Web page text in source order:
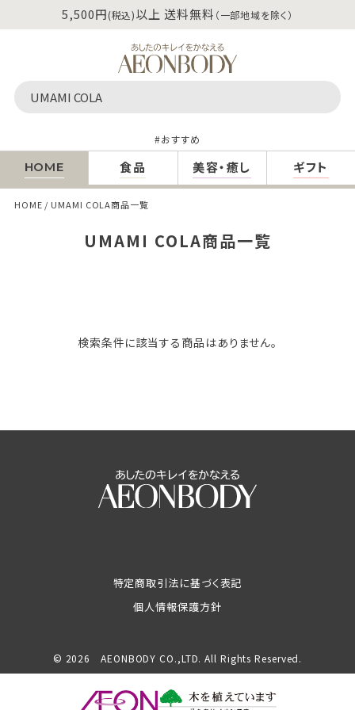
5,500円(税込)以上 送料無料 （一部地域を除く）
おすすめ
HOME 食品 美容・癒し ギフト
HOME UMAMI COLA商品一覧
UMAMI COLA商品一覧
検索条件に該当する商品はありません。
特定商取引法に基づく表記
個人情報保護方針
© 2026 AEONBODY CO.,LTD. All Rights Reserved.